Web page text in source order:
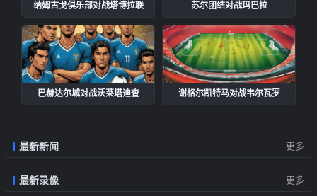
纳姆古戈俱乐部对战塔博拉联 苏尔团结对战玛巴拉
巴赫达尔城对战沃莱塔迪查 谢格尔凯特马对战韦尔瓦罗
最新新闻 更多
最新录像 更多